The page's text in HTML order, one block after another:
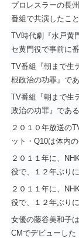
プロレスラーの長
番組で共演したこ
TV時代劇『水戸黄
セ黄門役で事前に
TV番組『朝まで生
根政治の功罪』で
TV番組『朝まで生
政治の功罪』である
２０１０年放送の
ット・Q10は体内
２０１１年に、
役で、１２年ぶり
２０１１年に、
役で、１２年ぶり
女優の藤谷美和子
CMでデビューした